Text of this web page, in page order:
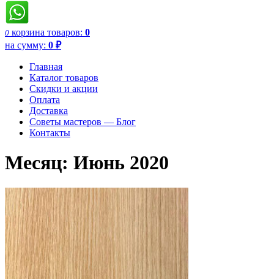
0 корзина товаров: 0
на сумму: 0 ₽
Главная
Каталог товаров
Скидки и акции
Оплата
Доставка
Советы мастеров — Блог
Контакты
Месяц: Июнь 2020